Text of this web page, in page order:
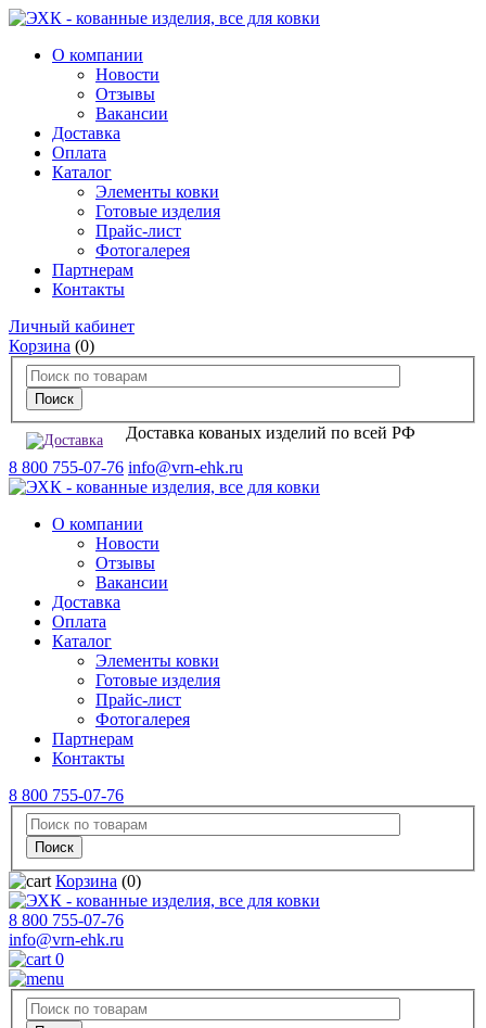
О компании
Новости
Отзывы
Вакансии
Доставка
Оплата
Каталог
Элементы ковки
Готовые изделия
Прайс-лист
Фотогалерея
Партнерам
Контакты
Личный кабинет
Корзина (0)
Доставка кованых изделий по всей РФ
8 800 755-07-76 info@vrn-ehk.ru
О компании
Новости
Отзывы
Вакансии
Доставка
Оплата
Каталог
Элементы ковки
Готовые изделия
Прайс-лист
Фотогалерея
Партнерам
Контакты
8 800 755-07-76
Корзина (0)
8 800 755-07-76
info@vrn-ehk.ru
0